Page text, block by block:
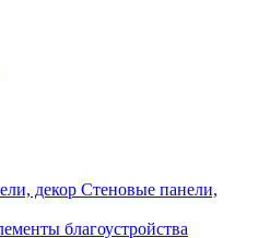
Стеновые панели,